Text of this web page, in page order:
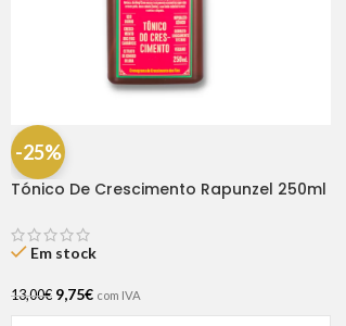
-25%
Tónico De Crescimento Rapunzel 250ml
Em stock
13,00€ 9,75€ com IVA